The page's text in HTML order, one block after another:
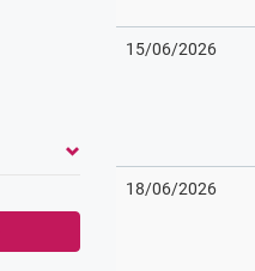
15/06/2026
18/06/2026